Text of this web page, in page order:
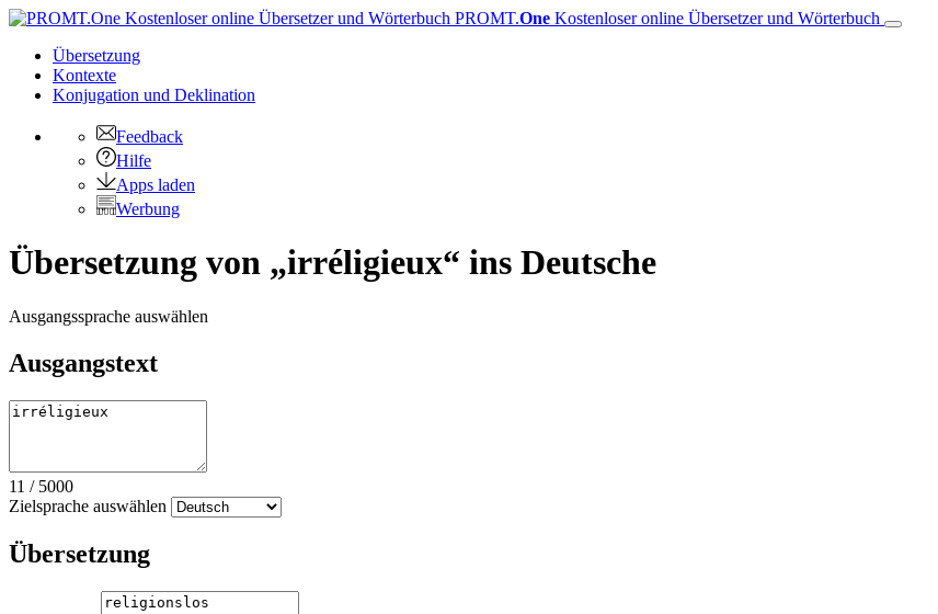
PROMT.One Kostenloser online Übersetzer und Wörterbuch
Übersetzung
Kontexte
Konjugation und Deklination
Feedback
Hilfe
Apps laden
Werbung
Übersetzung von „irréligieux“ ins Deutsche
Ausgangssprache auswählen
Ausgangstext
11 / 5000
Zielsprache auswählen
Übersetzung